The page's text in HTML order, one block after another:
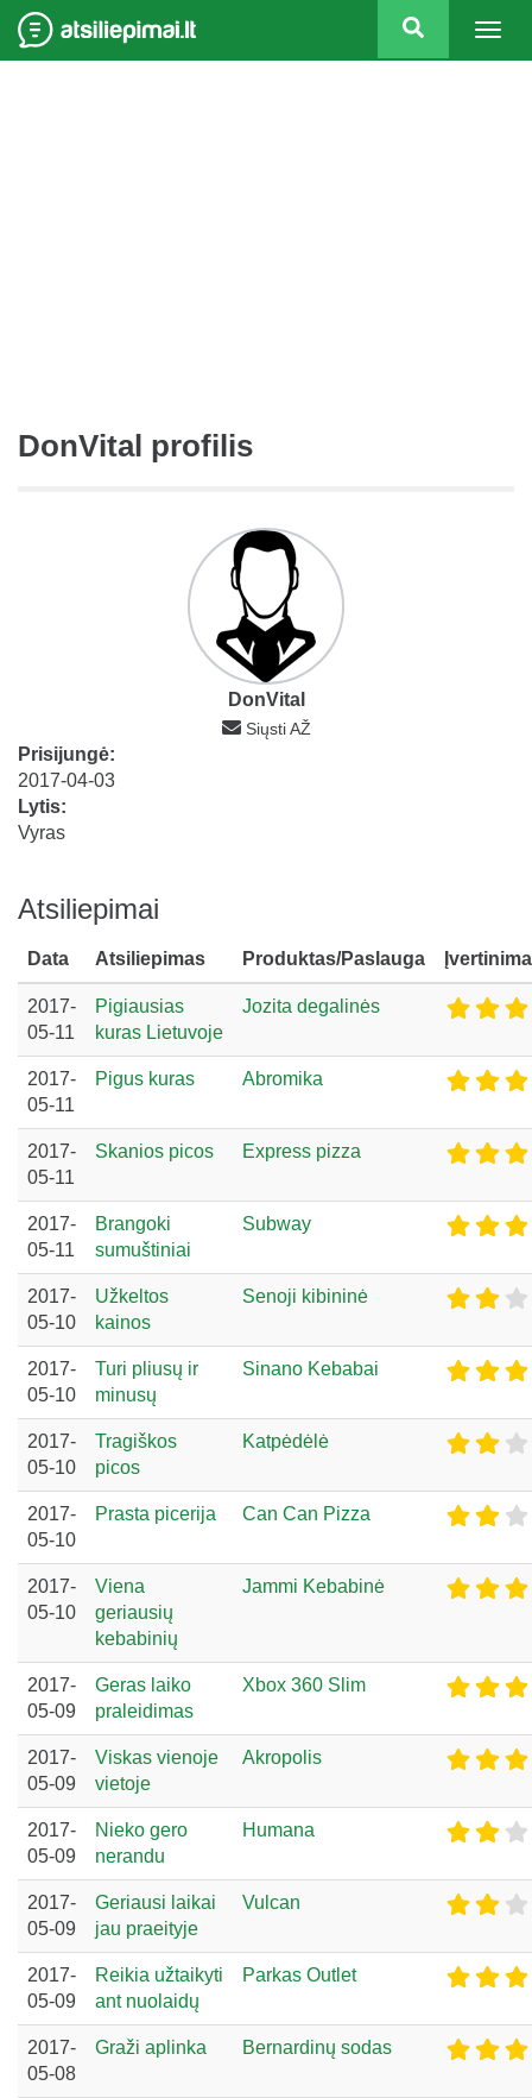
DonVital profilis
DonVital
Siųsti AŽ
Prisijungė:
2017-04-03
Lytis:
Vyras
Atsiliepimai
Data Atsiliepimas Produktas/Paslauga
2017-
05-11
Pigiausias
kuras Lietuvoje
Jozita degalinės
2017-
05-11
Pigus kuras Abromika
2017-
05-11
Skanios picos Express pizza
2017-
05-11
Brangoki
sumuštiniai
Subway
2017-
05-10
Užkeltos
kainos
Senoji kibininė
2017-
05-10
Turi pliusų ir
minusų
Sinano Kebabai
2017-
05-10
Tragiškos
picos
Katpėdėlė
2017-
05-10
Prasta picerija Can Can Pizza
2017-
05-10
Viena
geriausių
kebabinių
Jammi Kebabinė
2017-
05-09
Geras laiko
praleidimas
Xbox 360 Slim
2017-
05-09
Viskas vienoje
vietoje
Akropolis
2017-
05-09
Nieko gero
nerandu
Humana
2017-
05-09
Geriausi laikai
jau praeityje
Vulcan
2017-
05-09
Reikia užtaikyti
ant nuolaidų
Parkas Outlet
2017-
05-08
Graži aplinka Bernardinų sodas